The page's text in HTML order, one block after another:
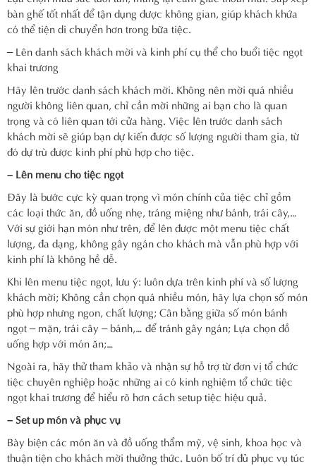
bàn ghế tốt nhất để tận dụng được không gian, giúp khách khứa
có thể tiện di chuyển hơn trong bữa tiệc.
– Lên danh sách khách mời và kinh phí cụ thể cho buổi tiệc ngọt
khai trương
Hãy lên trước danh sách khách mời. Không nên mời quá nhiều
người không liên quan, chỉ cần mời những ai bạn cho là quan
trọng và có liên quan tới cửa hàng. Việc lên trước danh sách
khách mời sẽ giúp bạn dự kiến được số lượng người tham gia, từ
đó dự trù được kinh phí phù hợp cho tiệc.
– Lên menu cho tiệc ngọt
Đây là bước cực kỳ quan trọng vì món chính của tiệc chỉ gồm
các loại thức ăn, đồ uống nhẹ, tráng miệng như bánh, trái cây,…
Với sự giới hạn món như trên, để lên được một menu tiệc chất
lượng, đa dạng, không gây ngán cho khách mà vẫn phù hợp với
kinh phí là không hề dễ.
Khi lên menu tiệc ngọt, lưu ý: luôn dựa trên kinh phí và số lượng
khách mời; Không cần chọn quá nhiều món, hãy lựa chọn số món
phù hợp nhưng ngon, chất lượng; Cân bằng giữa số món bánh
ngọt – mặn, trái cây – bánh,… để tránh gây ngán; Lựa chọn đồ
uống hợp với món ăn;…
Ngoài ra, hãy thử tham khảo và nhận sự hỗ trợ từ đơn vị tổ chức
tiệc chuyên nghiệp hoặc những ai có kinh nghiệm tổ chức tiệc
ngọt khai trương để hiểu rõ hơn cách setup tiệc hiệu quả.
– Set up món và phục vụ
Bày biện các món ăn và đồ uống thẩm mỹ, vệ sinh, khoa học và
thuận tiện cho khách mời thưởng thức. Luôn bố trí đủ phục vụ túc